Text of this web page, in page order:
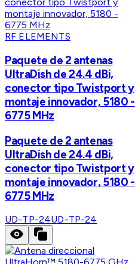
RF ELEMENTS
Paquete de 2 antenas
UltraDish de 24.4 dBi,
conector tipo Twistport y
montaje innovador, 5180 -
6775 MHz
Paquete de 2 antenas
UltraDish de 24.4 dBi,
conector tipo Twistport y
montaje innovador, 5180 -
6775 MHz
UD-TP-24UD-TP-24